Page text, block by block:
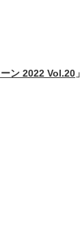
ン 2022 Vol.20